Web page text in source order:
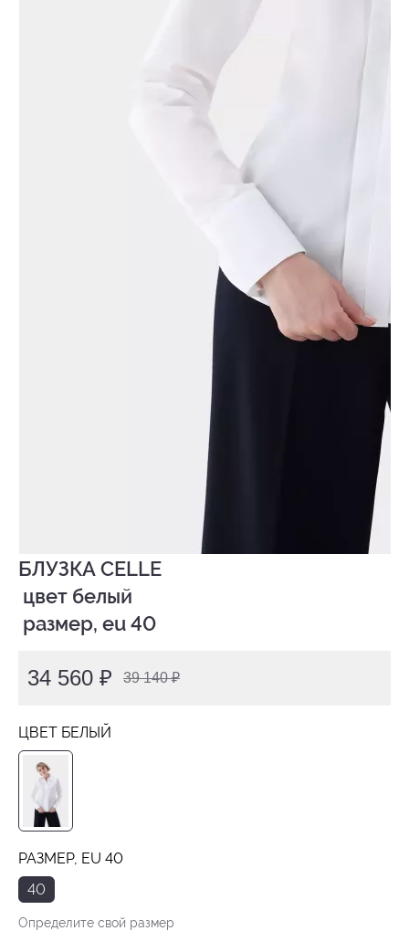
БЛУЗКА CELLE
размер, eu 40
34 560 ₽ 39 140 ₽
ЦВЕТ БЕЛЫЙ
РАЗМЕР, EU 40
40
Определите свой размер